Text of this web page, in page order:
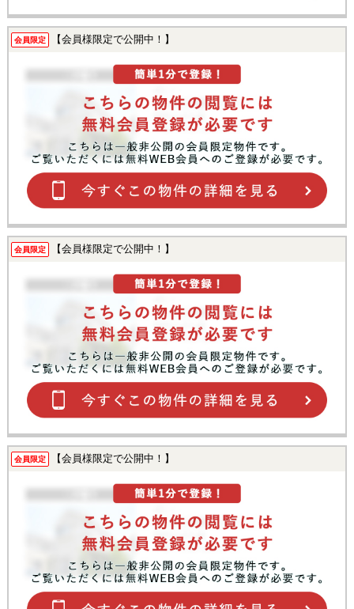
会員限定 【会員様限定で公開中！】
会員限定 【会員様限定で公開中！】
会員限定 【会員様限定で公開中！】